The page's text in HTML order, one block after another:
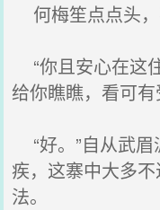
何梅笙点点头，
“你且安心在这
给你瞧瞧，看可有
“好。”自从武
疾，这寨中大多
法。